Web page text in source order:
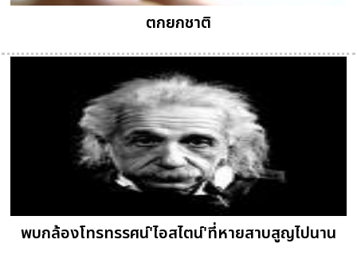
ตกยกชาติ
พบกล้องโทรทรรศน์'ไอสไตน์'ที่หายสาบสูญไปนาน